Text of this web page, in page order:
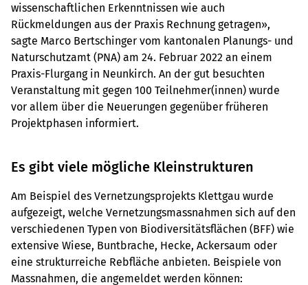
wissenschaftlichen Erkenntnissen wie auch
Rückmeldungen aus der Praxis Rechnung getragen»,
sagte Marco Bertschinger vom kantonalen Planungs- und
Naturschutzamt (PNA) am 24. Februar 2022 an einem
Praxis-Flurgang in Neunkirch. An der gut besuchten
Veranstaltung mit gegen 100 Teilnehmer(innen) wurde
vor allem über die Neuerungen gegenüber früheren
Projektphasen informiert.
Es gibt viele mögliche Kleinstrukturen
Am Beispiel des Vernetzungsprojekts Klettgau wurde
aufgezeigt, welche Vernetzungsmassnahmen sich auf den
verschiedenen Typen von Biodiversitätsflächen (BFF) wie
extensive Wiese, Buntbrache, Hecke, Ackersaum oder
eine strukturreiche Rebfläche anbieten. Beispiele von
Massnahmen, die angemeldet werden können: